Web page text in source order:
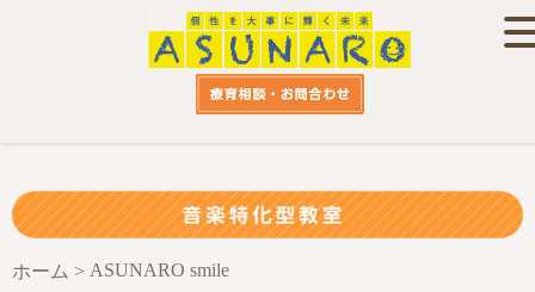
ホーム > ASUNARO smile